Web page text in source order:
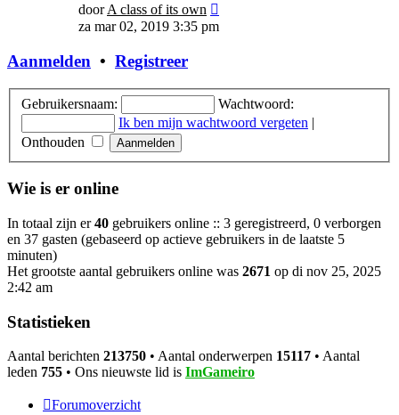
doorA class of its own
laatste
za mar 02, 2019 3:35 pm
Aanmelden • Registreer
Gebruikersnaam:
Wachtwoord:
Ik ben mijn wachtwoord vergeten |
Onthouden
Wie is er online
In totaal zijn er40 gebruikers online :: 3 geregistreerd, 0 verborgen
en 37 gasten (gebaseerd op actieve gebruikers in de laatste 5
minuten)
Het grootste aantal gebruikers online was 2671 op di nov 25, 2025
2:42 am
Statistieken
Aantal berichten 213750 • Aantal onderwerpen 15117 • Aantal
leden 755 • Ons nieuwste lid is ImGameiro
Forumoverzicht